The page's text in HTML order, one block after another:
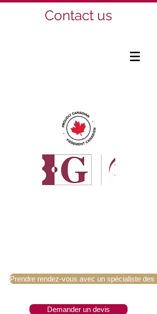
Contact us
Prendre rendez-vous avec un spécialiste des
Demander un devis